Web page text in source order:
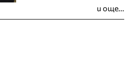
и още...